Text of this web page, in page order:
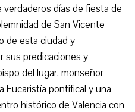
verdaderos días de fiesta de
de San Vicente
de esta ciudad y
sus predicaciones y
del lugar, monseñor
Eucaristía pontifical y una
histórico de Valencia con